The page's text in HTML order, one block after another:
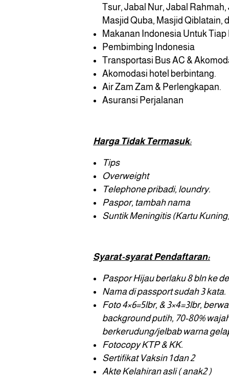
Tsur, Jabal Nur, Jabal Rahmah,
Masjid Quba, Masjid Qiblatain,
Makanan Indonesia Untuk Tiap
Pembimbing Indonesia
Transportasi Bus AC &
Akomodasi hotel berbintang.
Air Zam Zam & Perlengkapan.
Asuransi Perjalanan
Harga Tidak Termasuk:
Tips
Overweight
Telephone pribadi, loundry.
Paspor, tambah nama
Suntik Meningitis (Kartu
Syarat-syarat Pendaftaran:
Paspor Hijau berlaku 8 bln ke
Nama di passport sudah 3 kata.
Foto 4×6=5lbr, & 3×4=3lbr,
background putih, 70-80%
berkerudung/jelbab warna
Fotocopy KTP & KK.
Sertifikat Vaksin 1 dan 2
Akte Kelahiran asli ( anak2 )